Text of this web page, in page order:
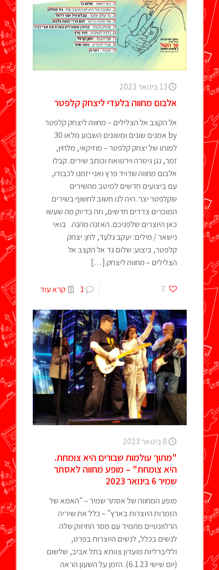
13 בינואר 2023
אלבום מחווה בלעדי ליצחק קלפטר
אל הקצב אל הצלילים – מחווה ליצחק קלפטר
by אמנים שונים ומשונים השבוע מלאו 30
למותו של יצחק קלפטר – מוזיקאי, מלחין,
זמר, נגן גיטרה וירטואוז וכותב שירים. קבלו
אלבום מחווה שדויד פרץ ואני יזמנו לכבודו,
עם ביצועים חדשים למיטב מהשירים
שקלפטר יצר. היה לנו חשוב לחשוף בשירים
המוכרים צדדים חדשים, וזה בדיוק מה שעשו
כאן היוצרים שלפניכם. האזנה מהנה. בואי
נישאר / מילים: יעקב גלעד, לחן: יצחק
קלפטר, ביצוע: שלום גד אל הקצב אל
הצלילים – מחווה ליצחק […]
7
1 קרא עוד
8 בינואר 2023
"מתוך עולמות שבורים היא צומחת.
היא צומחת" – מופע מחווה לאסתר
שמיר 6 בינואר 2023
מופע המחווה של אסתר שמיר – "האמא של
הזמרות היוצרות בארץ" – כלל את שיריה
הרלוונטיים מתמיד עם מסר החיזוק שלה
לנשים בכלל, לנשים היוצרות בפרט,
ולליברליות מועדון צוותא בתל אביב, שלשום
(יום שישי 6.1.23). הזמן על השעון הראה